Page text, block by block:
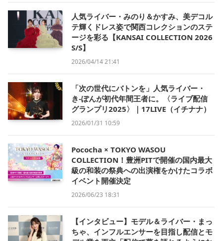
人気ライバー・みのり＆かすみ、美デコル
テ輝くドレス姿で関西コレクションのステ
ージを彩る【KANSAI COLLECTION 2026
S/S】
2026/04/14 21:41
「次の世代にバトンを」人気ライバー・
き-ぽんが初代年間王者に。〈ライブ配信
グランプリ2025〉｜17LIVE（イチナナ）
2026/01/31 10:59
Pococha × TOKYO WASOU
COLLECTION！豊洲PITで開催の国内最大
級の和装の祭典への出演権をかけたコラボ
イベント開催決定
2026/06/23 18:31
【インタビュー】モデル＆ライバー・まっ
ちゃ、インフルエンサーを目指し配信とモ